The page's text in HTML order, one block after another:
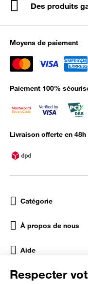
Des produits
Moyens de paiement
Paiement 100%
Livraison offerte en 48h
Catégorie
À propos de nous
Aide
Réseaux Sociaux